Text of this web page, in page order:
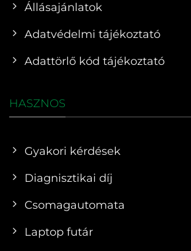
Állásajánlatok
Adatvédelmi tájékoztató
Adattörlő kód tájékoztató
HASZNOS
Gyakori kérdések
Diagnisztikai díj
Csomagautomata
Laptop futár